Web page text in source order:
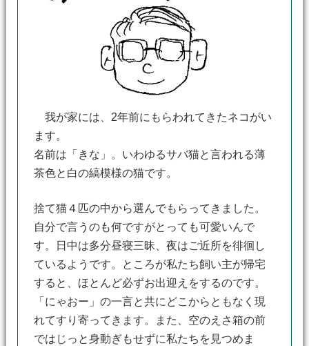
我が家には、2年前にもらわれてきたネコがい
ます。
名前は「きな」。いわゆるサバ猫と言われる薄
茶色と白の縞模様の猫です。
捨て猫４匹の中から選んでもらってきました。
自分で言うのも何ですがとっても可愛いんで
す。日中は多分昼寝三昧、夜はご近所を徘徊し
ているようです。ところが私たち飼い主が帰宅
すると、ほとんど必ずお出迎えをするのです。
「にゃおー」の一言と共にどこからともなく現
れてすり寄ってきます。また、空のえさ箱の前
ではじっと身動ぎもせずに私たちを見つめま